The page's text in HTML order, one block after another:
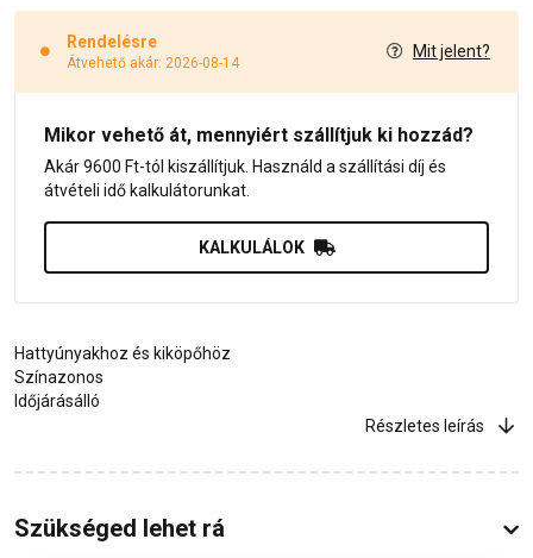
Rendelésre
Átvehető akár: 2026-08-14
Mit jelent?
Mikor vehető át, mennyiért szállítjuk ki hozzád?
Akár 9600 Ft-tól kiszállítjuk. Használd a szállítási díj és
átvételi idő kalkulátorunkat.
KALKULÁLOK
Hattyúnyakhoz és kiköpőhöz
Színazonos
Időjárásálló
Részletes leírás
Szükséged lehet rá